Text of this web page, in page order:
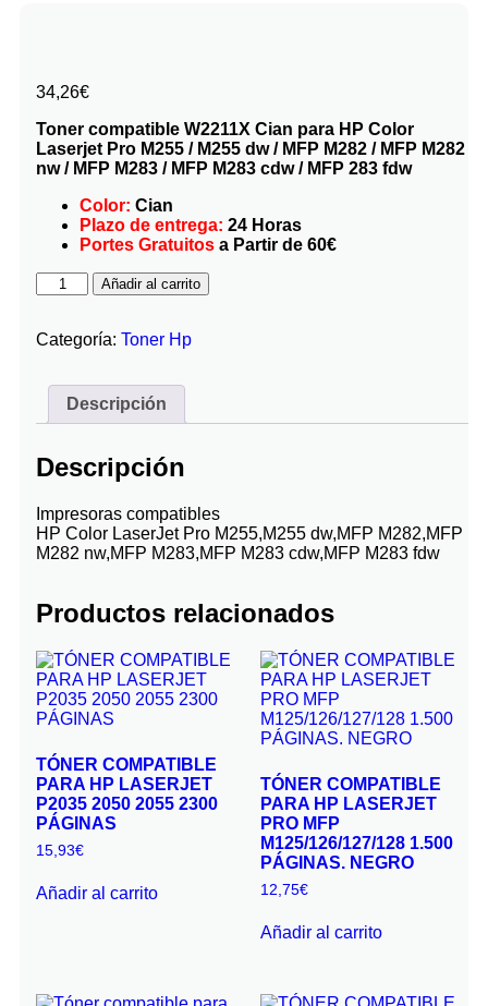
34,26€
Toner compatible W2211X Cian para HP Color
Laserjet Pro M255 / M255 dw / MFP M282 / MFP M282
nw / MFP M283 / MFP M283 cdw / MFP 283 fdw
Color: Cian
Plazo de entrega: 24 Horas
Portes Gratuitos a Partir de 60€
Añadir al carrito
Categoría: Toner Hp
Descripción
Descripción
Impresoras compatibles
HP Color LaserJet Pro M255,M255 dw,MFP M282,MFP
M282 nw,MFP M283,MFP M283 cdw,MFP M283 fdw
Productos relacionados
TÓNER COMPATIBLE
PARA HP LASERJET
P2035 2050 2055 2300
PÁGINAS
15,93€
Añadir al carrito
TÓNER COMPATIBLE
PARA HP LASERJET
PRO MFP
M125/126/127/128 1.500
PÁGINAS. NEGRO
12,75€
Añadir al carrito